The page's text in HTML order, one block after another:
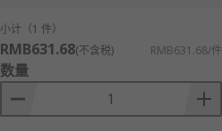
小计（1 件）
RMB631.68(不含税) RMB631.68/件
数量